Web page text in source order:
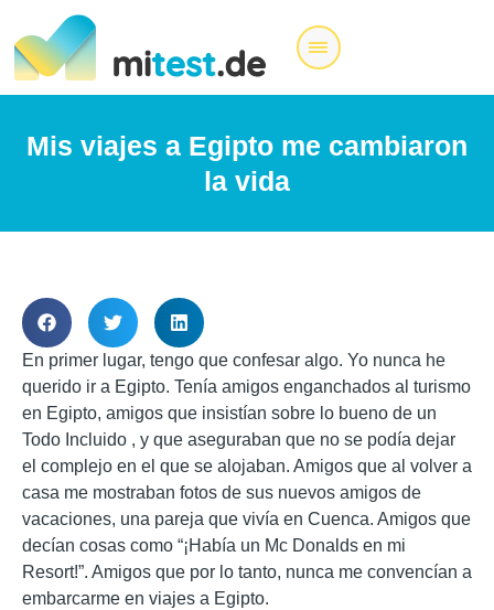
Mis viajes a Egipto me cambiaron
la vida
En primer lugar, tengo que confesar algo. Yo nunca he
querido ir a Egipto. Tenía amigos enganchados al turismo
en Egipto, amigos que insistían sobre lo bueno de un
Todo Incluido , y que aseguraban que no se podía dejar
el complejo en el que se alojaban. Amigos que al volver a
casa me mostraban fotos de sus nuevos amigos de
vacaciones, una pareja que vivía en Cuenca. Amigos que
decían cosas como “¡Había un Mc Donalds en mi
Resort!”. Amigos que por lo tanto, nunca me convencían a
embarcarme en viajes a Egipto.